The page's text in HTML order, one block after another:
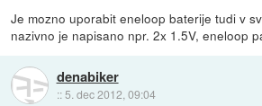
Je mozno uporabit eneloop baterije tudi v
nazivno je napisano npr. 2x 1.5V, eneloop
denabiker
:: 5. dec 2012, 09:04